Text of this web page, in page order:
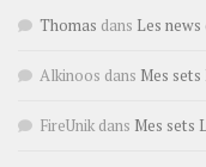
Thomas dans Les news
Alkinoos dans Mes
FireUnik dans Mes sets